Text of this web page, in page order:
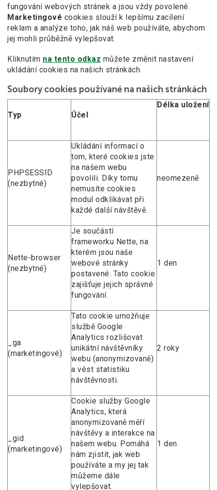
fungování webových stránek a jsou vždy povolené.
Marketingové cookies slouží k lepšímu zacílení
reklam a analýze toho, jak náš web používáte, abychom
jej mohli průběžně vylepšovat.
Kliknutím na tento odkaz můžete změnit nastavení
ukládání cookies na našich stránkách.
Soubory cookies používané na našich stránkách
Typ Účel
Délka uložení
PHPSESSID
(nezbytné)
Ukládání informací o
tom, které cookies jste
na našem webu
povolili. Díky tomu
nemusíte cookies
modul odklikávat při
každé další návštěvě.
neomezeně
Nette-browser
(nezbytné)
Je součástí
frameworku Nette, na
kterém jsou naše
webové stránky
postavené. Tato cookie
zajišťuje jejich správné
fungování.
1 den
_ga
(marketingové)
Tato cookie umožňuje
službě Google
Analytics rozlišovat
unikátní návštěvníky
webu (anonymizovaně)
a vést statistiku
návštěvnosti.
2 roky
_gid
(marketingové)
Cookie služby Google
Analytics, která
anonymizovaně měří
návštěvy a interakce na
našem webu. Pomáhá
nám zjistit, jak web
používáte a my jej tak
můžeme dále
vylepšovat.
1 den